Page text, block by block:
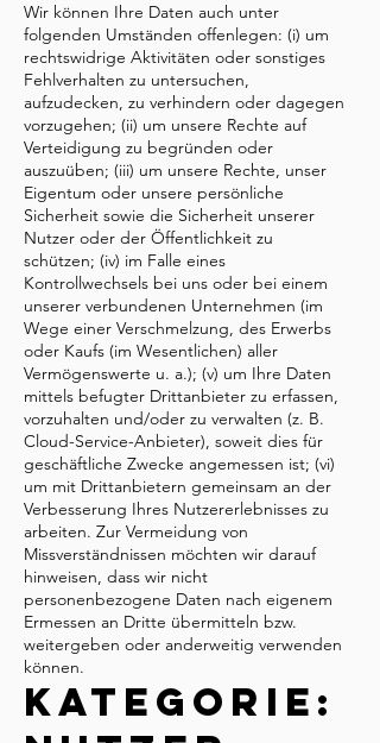
Wir können Ihre Daten auch unter
folgenden Umständen offenlegen: (i) um
rechtswidrige Aktivitäten oder sonstiges
Fehlverhalten zu untersuchen,
aufzudecken, zu verhindern oder dagegen
vorzugehen; (ii) um unsere Rechte auf
Verteidigung zu begründen oder
auszuüben; (iii) um unsere Rechte, unser
Eigentum oder unsere persönliche
Sicherheit sowie die Sicherheit unserer
Nutzer oder der Öffentlichkeit zu
schützen; (iv) im Falle eines
Kontrollwechsels bei uns oder bei einem
unserer verbundenen Unternehmen (im
Wege einer Verschmelzung, des Erwerbs
oder Kaufs (im Wesentlichen) aller
Vermögenswerte u. a.); (v) um Ihre Daten
mittels befugter Drittanbieter zu erfassen,
vorzuhalten und/oder zu verwalten (z. B.
Cloud-Service-Anbieter), soweit dies für
geschäftliche Zwecke angemessen ist; (vi)
um mit Drittanbietern gemeinsam an der
Verbesserung Ihres Nutzererlebnisses zu
arbeiten. Zur Vermeidung von
Missverständnissen möchten wir darauf
hinweisen, dass wir nicht
personenbezogene Daten nach eigenem
Ermessen an Dritte übermitteln bzw.
weitergeben oder anderweitig verwenden
können.
Kategorie: